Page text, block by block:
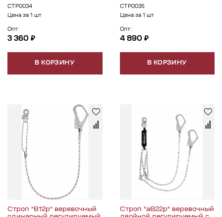
СТР0034
Цена за 1 шт
Опт:
3 360 ₽
В КОРЗИНУ
СТР0035
Цена за 1 шт
Опт:
4 890 ₽
В КОРЗИНУ
Строп "В12р" веревочный
Строп "аВ22р" веревочный